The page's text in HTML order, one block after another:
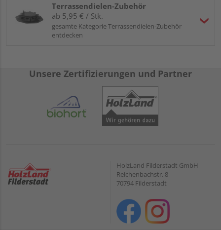
Terrassendielen-Zubehör
ab 5,95 € / Stk.
gesamte Kategorie Terrassendielen-Zubehör
entdecken
Unsere Zertifizierungen und Partner
HolzLand Filderstadt GmbH
Reichenbachstr. 8
70794 Filderstadt